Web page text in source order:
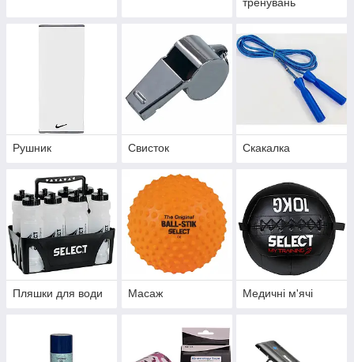
тренувань
Рушник Свисток Скакалка
Пляшки для води Масаж Медичні м'ячі